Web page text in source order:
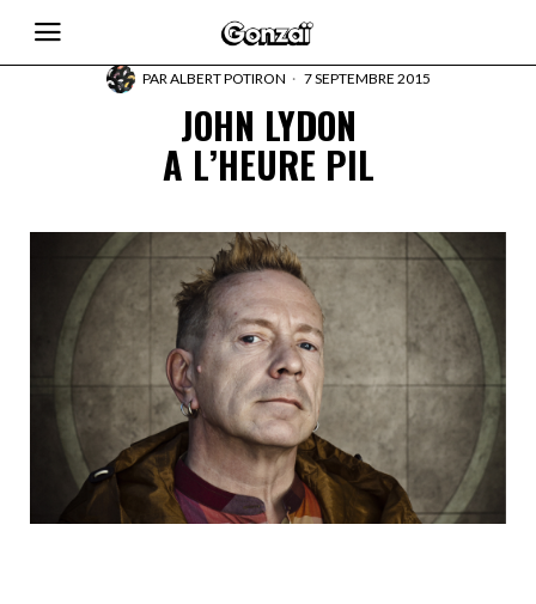
PARALBERT POTIRON 7 SEPTEMBRE 2015
JOHN LYDON
A L’HEURE PIL